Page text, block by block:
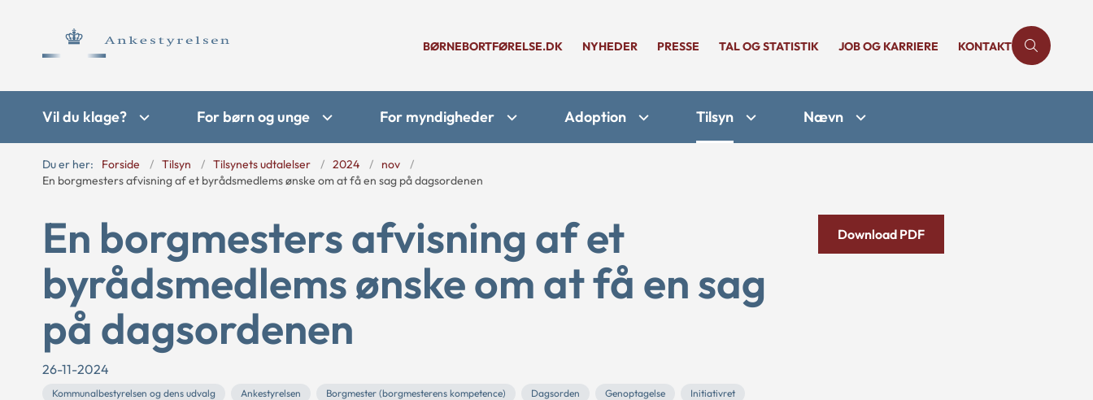
BØRNEBORTFØRELSE.DK NYHEDER PRESSE TAL OG STATISTIK JOB OG KARRIERE KONTAKT
Vil du klage? For børn og unge For myndigheder Adoption Tilsyn Nævn
Du er her: Forside Tilsyn Tilsynets udtalelser 2024
nov
En borgmesters afvisning af et byrådsmedlems ønske om at få en sag på dagsordenen
En borgmesters afvisning af et
byrådsmedlems ønske om at få en sag
på dagsordenen
26-11-2024
Kommunalbestyrelsen og dens udvalg Ankestyrelsen Borgmester (borgmesterens kompetence) Dagsorden Genoptagelse Initiativret
Download PDF